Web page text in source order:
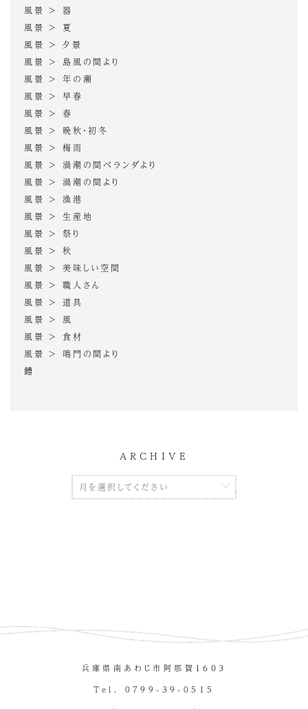
風景 > 器
風景 > 夏
風景 > 夕景
風景 > 島風の間より
風景 > 年の瀬
風景 > 早春
風景 > 春
風景 > 晩秋・初冬
風景 > 梅雨
風景 > 渦潮の間ベランダより
風景 > 渦潮の間より
風景 > 漁港
風景 > 生産地
風景 > 祭り
風景 > 秋
風景 > 美味しい空間
風景 > 職人さん
風景 > 道具
風景 > 風
風景 > 食材
風景 > 鳴門の間より
鱧
ARCHIVE
兵庫県南あわじ市阿那賀１６０３
Tel. 0799-39-0515